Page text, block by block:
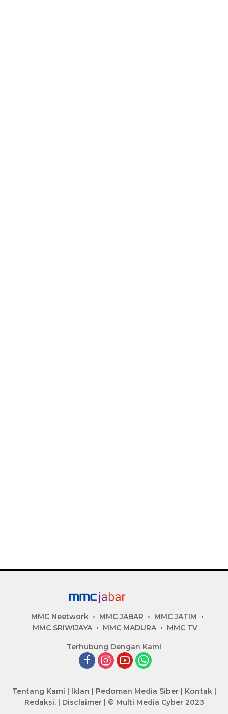
MMC Neetwork MMC JABAR
MMC JATIM
MMC SRIWIJAYA
MMC MADURA MMC TV
Terhubung Dengan Kami
Tentang Kami | Iklan | Pedoman Media Siber| Kontak|
Redaksi.| Disclaimer| © Multi Media Cyber 2023